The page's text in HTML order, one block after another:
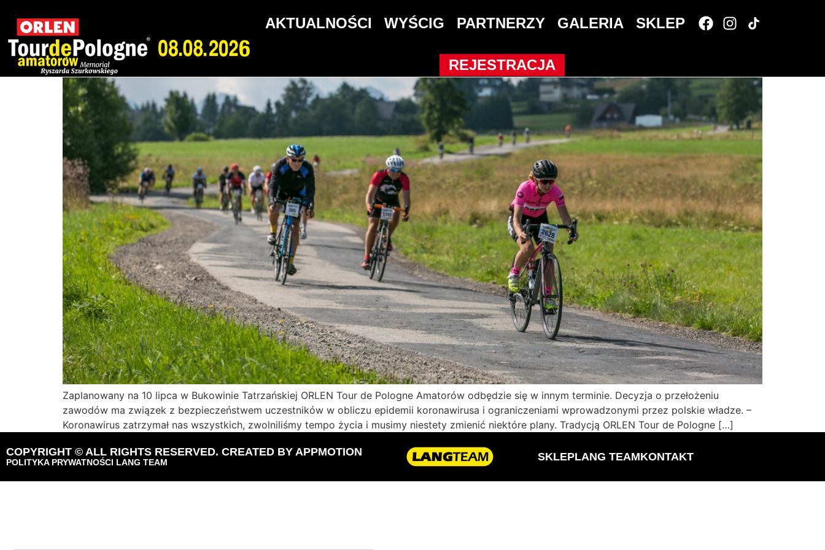
AKTUALNOŚCI WYŚCIG PARTNERZY GALERIA SKLEP
REJESTRACJA
Dzień: 2020-05-13
ORLEN Tour de Pologne Amatorów przełożony
Zaplanowany na 10 lipca w Bukowinie Tatrzańskiej ORLEN Tour de Pologne Amatorów odbędzie się w innym terminie. Decyzja o przełożeniu
zawodów ma związek z bezpieczeństwem uczestników w obliczu epidemii koronawirusa i ograniczeniami wprowadzonymi przez polskie władze. –
Koronawirus zatrzymał nas wszystkich, zwolniliśmy tempo życia i musimy niestety zmienić niektóre plany. Tradycją ORLEN Tour de Pologne […]
COPYRIGHT © ALL RIGHTS RESERVED. CREATED BY APPMOTION
POLITYKA PRYWATNOŚCI LANG TEAM SKLEPLANG TEAMKONTAKT